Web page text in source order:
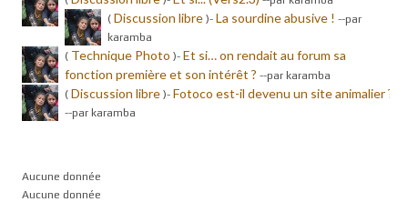
( Discussion libre )- La sourdine abusive ! --par
karamba
( Technique Photo )- Et si… on rendait au forum sa
fonction première et son intérêt ? --par karamba
( Discussion libre )- Fotoco est-il devenu un site animalier ?
--par karamba
Aucune donnée
Aucune donnée